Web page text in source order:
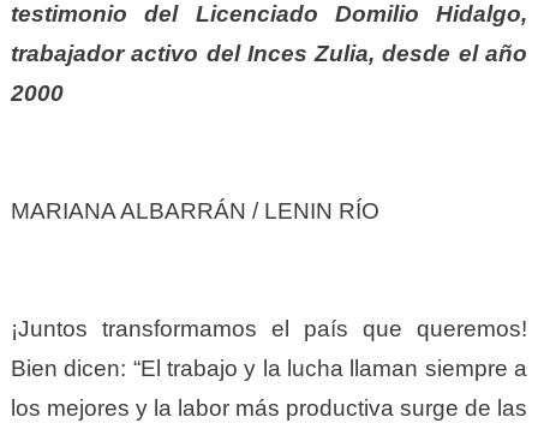
testimonio del Licenciado Domilio Hidalgo,
trabajador activo del Inces Zulia, desde el año
2000
MARIANA ALBARRÁN / LENIN RÍO
¡Juntos transformamos el país que queremos!
Bien dicen: “El trabajo y la lucha llaman siempre a
los mejores y la labor más productiva surge de las